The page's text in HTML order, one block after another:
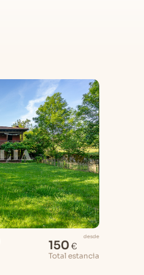
desde
150€
Total estancia